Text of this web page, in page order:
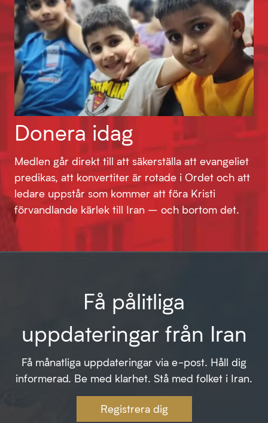
Donera idag
Medlen går direkt till att säkerställa att evangeliet
predikas, att konvertiter är rotade i Ordet och att
ledare uppstår som kommer att föra Kristi
förvandlande kärlek till Iran – och bortom det.
Få pålitliga
uppdateringar från Iran
Få månatliga uppdateringar via e-post. Håll dig
informerad. Be med klarhet. Stå med folket i Iran.
Registrera dig